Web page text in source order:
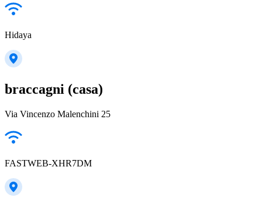
Hidaya
braccagni (casa)
Via Vincenzo Malenchini 25
FASTWEB-XHR7DM